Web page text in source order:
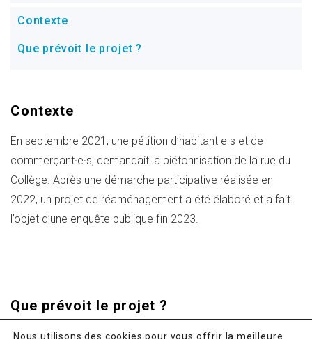
Contexte
Que prévoit le projet ?
Contexte
En septembre 2021, une pétition d’habitant·e·s et de
commerçant·e·s, demandait la piétonnisation de la rue du
Collège. Après une démarche participative réalisée en
2022, un projet de réaménagement a été élaboré et a fait
l’objet d’une enquête publique fin 2023.
Que prévoit le projet ?
Nous utilisons des cookies pour vous offrir la meilleure